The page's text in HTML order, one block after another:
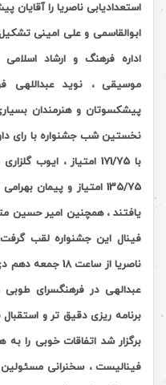
استعدادیابی ناصریا را آقایان
ابوالقاسمی و علی امینی
اداره فرهنگ و ارشاد
موسیقی ، نوید عبداللهی
پیشکسوتان و هنرمندان
نخستین شب جشنواره با رای
یافتند ، همچنین امیر حسین
فینال این جشنواره لقب
ناصریا از ساعت
عبدالهی در فرهنگسرای
برنامه ریزی دقیق تر و
برگزار شد اتفاقات خوبی را
فینالیست ، سخنرانی